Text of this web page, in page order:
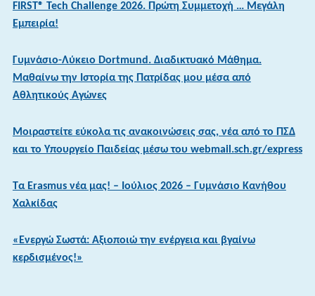
FIRST® Tech Challenge 2026. Πρώτη Συμμετοχή … Μεγάλη
Εμπειρία!
Γυμνάσιο-Λύκειο Dortmund. Διαδικτυακό Μάθημα.
Μαθαίνω την Ιστορία της Πατρίδας μου μέσα από
Αθλητικούς Αγώνες
Μοιραστείτε εύκολα τις ανακοινώσεις σας, νέα από το ΠΣΔ
και το Υπουργείο Παιδείας μέσω του webmail.sch.gr/express
Τα Erasmus νέα μας! – Ιούλιος 2026 – Γυμνάσιο Κανήθου
Χαλκίδας
«Ενεργώ Σωστά: Αξιοποιώ την ενέργεια και βγαίνω
κερδισμένος!»